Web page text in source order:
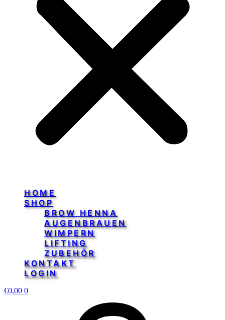
HOME
SHOP
BROW HENNA
AUGENBRAUEN
WIMPERN
LIFTING
ZUBEHÖR
KONTAKT
LOGIN
€0,00 0